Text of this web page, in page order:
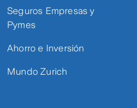
Seguros Empresas y
Pymes
Ahorro e Inversión
Mundo Zurich